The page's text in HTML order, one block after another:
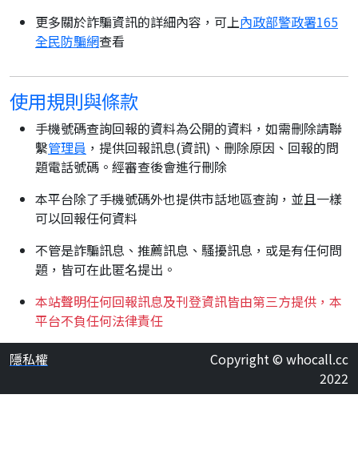
更多關於詐騙資訊的詳細內容，可上內政部警政署165
全民防騙網查看
使用規則與條款
手機號碼查詢回報的資料為公開的資料，如需刪除請聯
繫管理員 ，提供回報訊息(資訊)、刪除原因、回報的問
題電話號碼。經審查後會進行刪除
本平台除了手機號碼外也提供市話地區查詢，並且一樣
可以回報任何資料
不管是詐騙訊息、推薦訊息、騷擾訊息，或是有任何問
題，皆可在此匿名提出。
本站聲明任何回報訊息及刊登資訊皆由第三方提供，本
平台不負任何法律責任
隱私權
Copyright © whocall.cc
2022